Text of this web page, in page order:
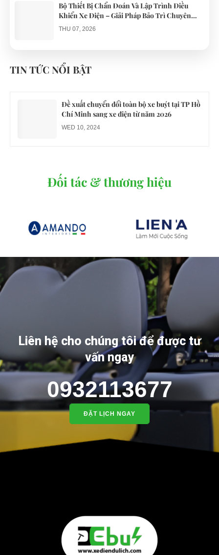
Bộ Thiết Bị Chẩn Đoán Và Lập Trình Điều
Khiển Xe Điện – Giải Pháp Bảo Trì Chuyên
Nghiệp
THU 07, 2026
gổ khi đón du khách ở Quy Nhơn
TIN TỨC NỔI BẬT
Đề xuất chuyển đổi toàn bộ xe buýt tại TP Hồ
Chí Minh sang xe điện từ năm 2026
WED 10, 2024
Đối tác & thương hiệu
Liên hệ cho chúng tôi để được tư
vấn ngay
0932113677
ĐẶT LỊCH NGAY